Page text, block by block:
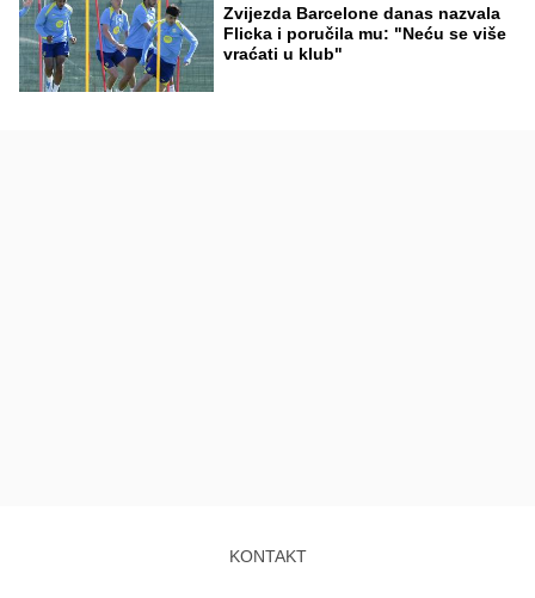
Zvijezda Barcelone danas nazvala
Flicka i poručila mu: "Neću se više
vraćati u klub"
KONTAKT